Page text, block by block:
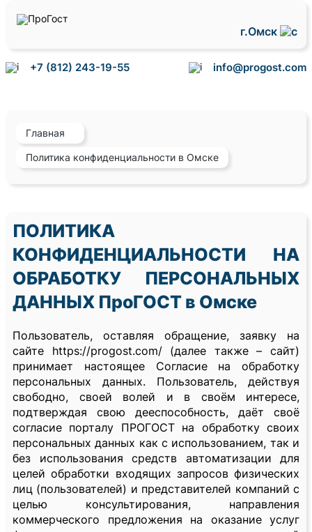
г.Омск
+7 (812) 243-19-55 info@progost.com
Главная
Политика конфиденциальности в Омске
ПОЛИТИКА
КОНФИДЕНЦИАЛЬНОСТИ НА
ОБРАБОТКУ ПЕРСОНАЛЬНЫХ
ДАННЫХ ПроГОСТ в Омске
Пользователь, оставляя обращение, заявку на
сайте https://progost.com/ (далее также – сайт)
принимает настоящее Согласие на обработку
персональных данных. Пользователь, действуя
свободно, своей волей и в своём интересе,
подтверждая свою дееспособность, даёт своё
согласие порталу ПРОГОСТ на обработку своих
персональных данных как с использованием, так и
без использования средств автоматизации для
целей обработки входящих запросов физических
лиц (пользователей) и представителей компаний с
целью консультирования, направления
коммерческого предложения на оказание услуг